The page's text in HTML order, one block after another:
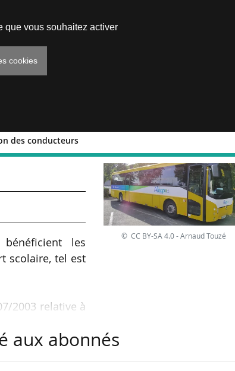
des conducteurs
tutorat
les
scolaire, tel est
2003 relative à
du 20/12/2006
© CC BY-SA 4.0 - Arnaud Touzé
aux abonnés
que vous souhaitez activer
cookies